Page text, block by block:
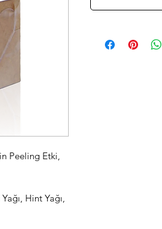
Peeling Etki,
Hint Yağı,